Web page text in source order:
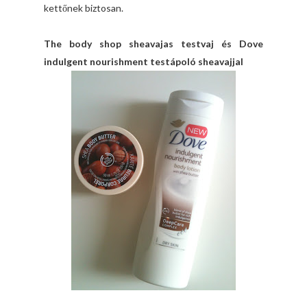
kettőnek biztosan.
The body shop sheavajas testvaj és Dove
indulgent nourishment testápoló sheavajjal